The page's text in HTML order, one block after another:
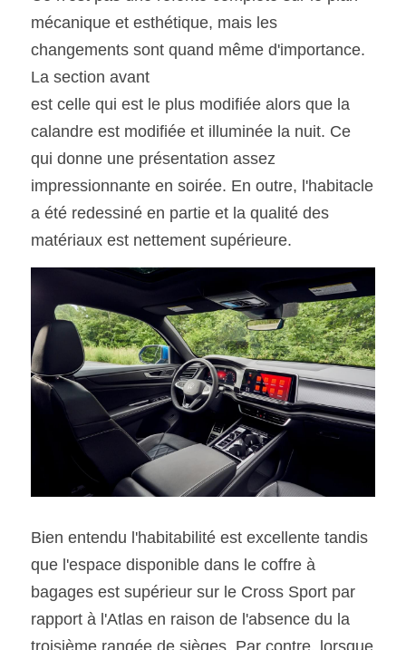
mécanique et esthétique, mais les
changements sont quand même d'importance.
La section avant
est celle qui est le plus modifiée alors que la
calandre est modifiée et illuminée la nuit. Ce
qui donne une présentation assez
impressionnante en soirée. En outre, l'habitacle
a été redessiné en partie et la qualité des
matériaux est nettement supérieure.
Bien entendu l'habitabilité est excellente tandis
que l'espace disponible dans le coffre à
bagages est supérieur sur le Cross Sport par
rapport à l'Atlas en raison de l'absence du la
troisième rangée de sièges. Par contre, lorsque